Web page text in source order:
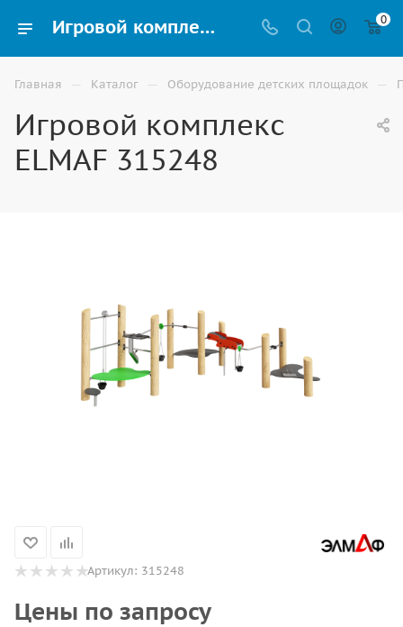
Игровой комплекс ELMAF 315248 для детской площадки - купить в Москве 0
Главная — Каталог — Оборудование детских площадок —
Игровой комплекс
ELMAF 315248
Артикул: 315248
Цены по запросу